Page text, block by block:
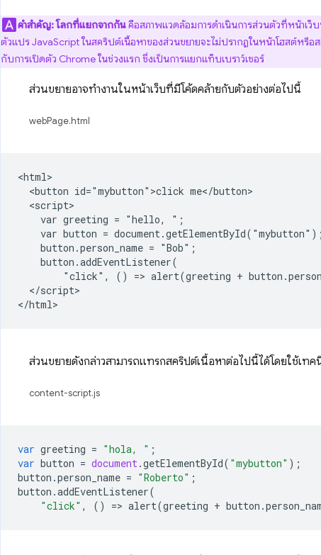
คำสำคัญ:โลกที่แยกจากกันคือสภาพแวดล้อมการดำเนินการส่วนตัวที่หน้าเว็
ตัวแปร JavaScript ในสคริปต์เนื้อหาของส่วนขยายจะไม่ปรากฏในหน้าโฮสต์หรื
กับการเปิดตัว Chrome ในช่วงแรก ซึ่งเป็นการแยกแท็บเบราว์เซอร์
ส่วนขยายอาจทำงานในหน้าเว็บที่มีโค้ดคล้ายกับตัวอย่างต่อไปนี้
webPage.html
<html>
  <button id="mybutton">click me</button>
  <script>
    var greeting = "hello, ";
    var button = document.getElementById("mybutton");
    button.person_name = "Bob";
    button.addEventListener(
"click", () => alert(greeting +
  </script>
ส่วนขยายดังกล่าวสามารถแทรกสคริปต์เนื้อหาต่อไปนี้ได้โดยใช้เท
content-script.js
var greeting = "hola, " ;
var button = document.getElementById( "mybutton" );
button .person_name = "Roberto" ;
button .addEventListener(
"click" , () => alert(greeting + button .